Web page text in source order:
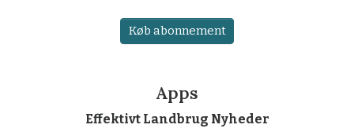
Køb abonnement
Apps
Effektivt Landbrug Nyheder